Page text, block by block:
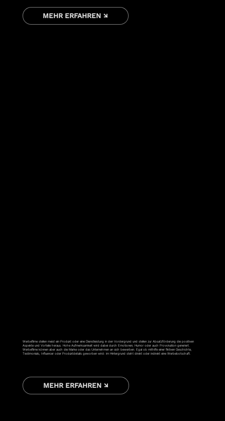
MEHR ERFAHREN ↘
Werbefilme stellen meist ein Produkt oder eine Dienstleistung in den Vordergrund und stellen zur Absatzförderung die positiven
Aspekte und Vorteile heraus. Hohe Aufmerksamkeit wird dabei durch Emotionen, Humor oder auch Provokation generiert.
Werbefilme können aber auch die Marke oder das Unternehmen an sich bewerben. Egal ob mithilfe einer fiktiven Geschichte,
Testimonials, Influencer oder Produktdetails geworben wird: im Hintergrund steht direkt oder indirekt eine Werbebotschaft.
MEHR ERFAHREN ↘